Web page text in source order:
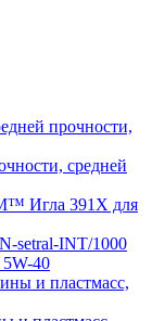
средней
Игла 391X для
setral-INT/1000
40